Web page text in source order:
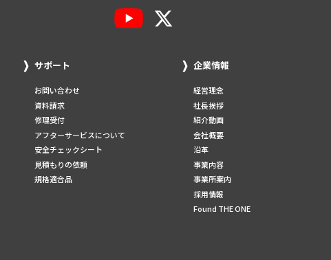
サポート
お問い合わせ
資料請求
修理受付
アフターサービスについて
安全チェックシート
見積もりの依頼
規格適合品
企業情報
経営理念
社長挨拶
紹介動画
会社概要
沿革
事業内容
事業所案内
採用情報
Found THE ONE